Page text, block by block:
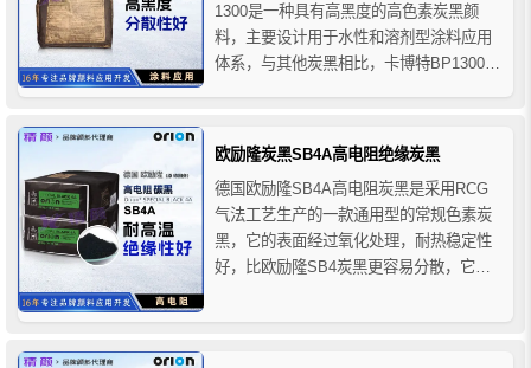
1300是一种具有高黑度的高色素炭黑颜
料，主要设计用于水性和溶剂型涂料应用
体系，与其他炭黑相比，卡博特BP1300炭
着色强度的液体涂料和粉末涂料，例如用
于汽车应用的涂料、木器和电子涂料，其
中高黑度是主...
欧励隆炭黑SB4A高电阻绝缘炭黑
德国欧励隆SB4A高电阻炭黑是采用RCG
气法工艺生产的一款通用型的常规色素炭
黑，它的表面经过氧化处理，耐热稳定性
好，比欧励隆SB4炭黑更容易分散，它的
的，适用于高品质包装油墨、复写纸、冲